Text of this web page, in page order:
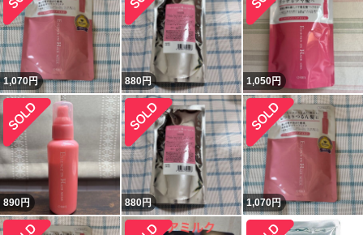
1,070円 880円 1,050円
890円 880円 1,070円